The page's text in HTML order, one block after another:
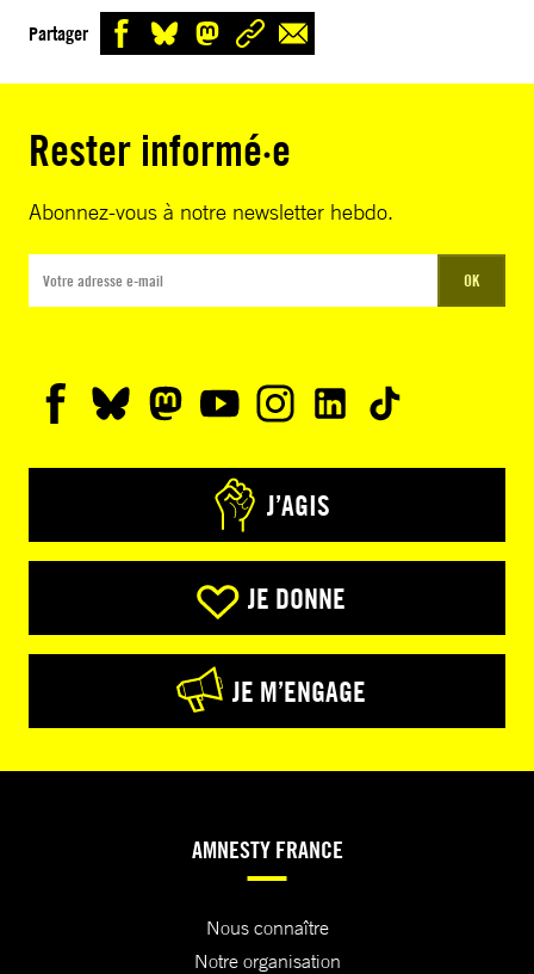
Partager
Rester informé·e
Abonnez-vous à notre newsletter hebdo.
OK
J’AGIS
JE DONNE
JE M’ENGAGE
AMNESTY FRANCE
Nous connaître
Notre organisation